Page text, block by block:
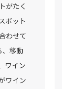
がたく
ポット
わせて
、移動
ワイン
ワイン